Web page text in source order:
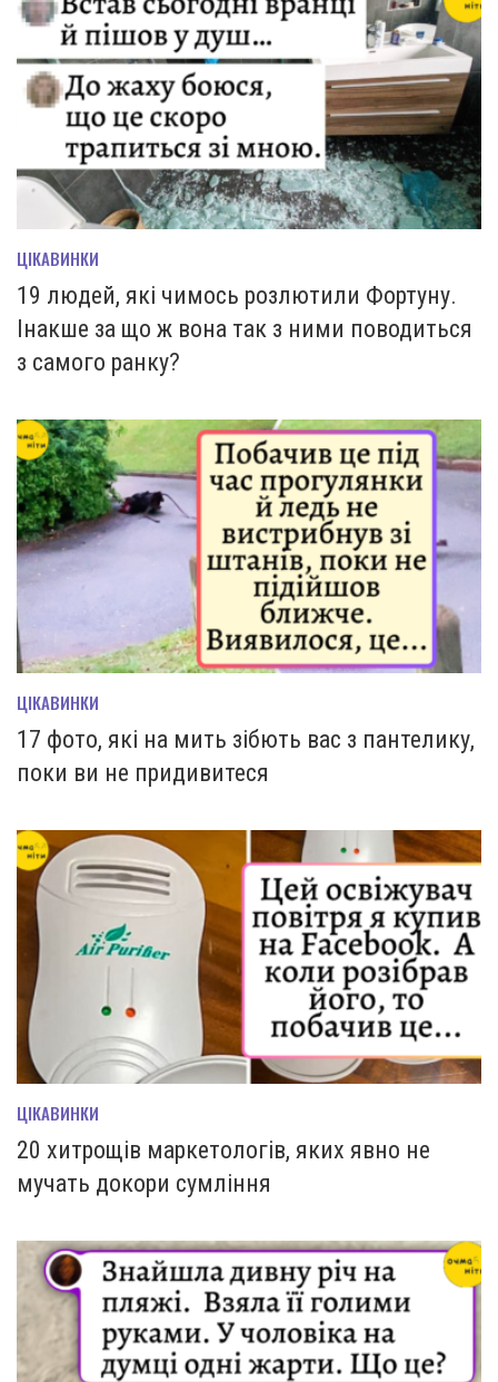
ЦІКАВИНКИ
19 людей, які чимось розлютили Фортуну.
Інакше за що ж вона так з ними поводиться
з самого ранку?
ЦІКАВИНКИ
17 фото, які на мить зiбють вас з пантелику,
поки ви не придивитеся
ЦІКАВИНКИ
20 хитрощів маркетологів, яких явно не
мучать докори сумління